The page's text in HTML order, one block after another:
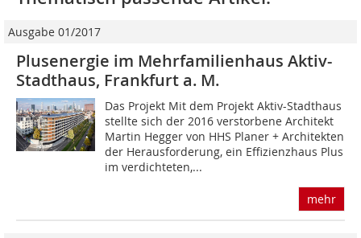
Ausgabe 01/2017
Plusenergie im Mehrfamilienhaus Aktiv-
Stadthaus, Frankfurt a. M.
Das Projekt Mit dem Projekt Aktiv-Stadthaus
stellte sich der 2016 verstorbene Architekt
Martin Hegger von HHS Planer + Architekten
der Herausforderung, ein Effizienzhaus Plus
im verdichteten,...
mehr